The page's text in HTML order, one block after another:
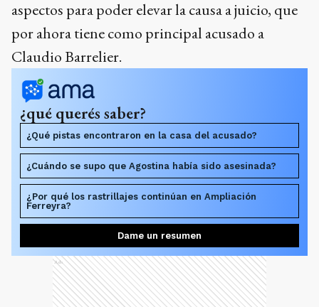
aspectos para poder elevar la causa a juicio, que
por ahora tiene como principal acusado a
Claudio Barrelier.
¿qué querés saber?
¿Qué pistas encontraron en la casa del acusado?
¿Cuándo se supo que Agostina había sido asesinada?
¿Por qué los rastrillajes continúan en Ampliación
Ferreyra?
Dame un resumen
Ads